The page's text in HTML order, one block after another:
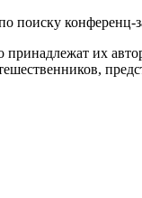
поиску
принадлежат их